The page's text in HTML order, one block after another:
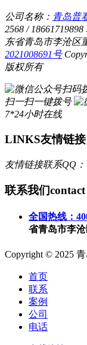
公司名称： 青岛普
2568 / 18661719898
东省青岛市李沧区
2021008691号
版权所有
扫码
扫一扫一键拨号
7*24小时在线
LINKS友情链接
友情链接联系QQ：
联系我们contact
全国热线：
省青岛市李
Copyright © 2025
首页
联系
案例
公司
电话